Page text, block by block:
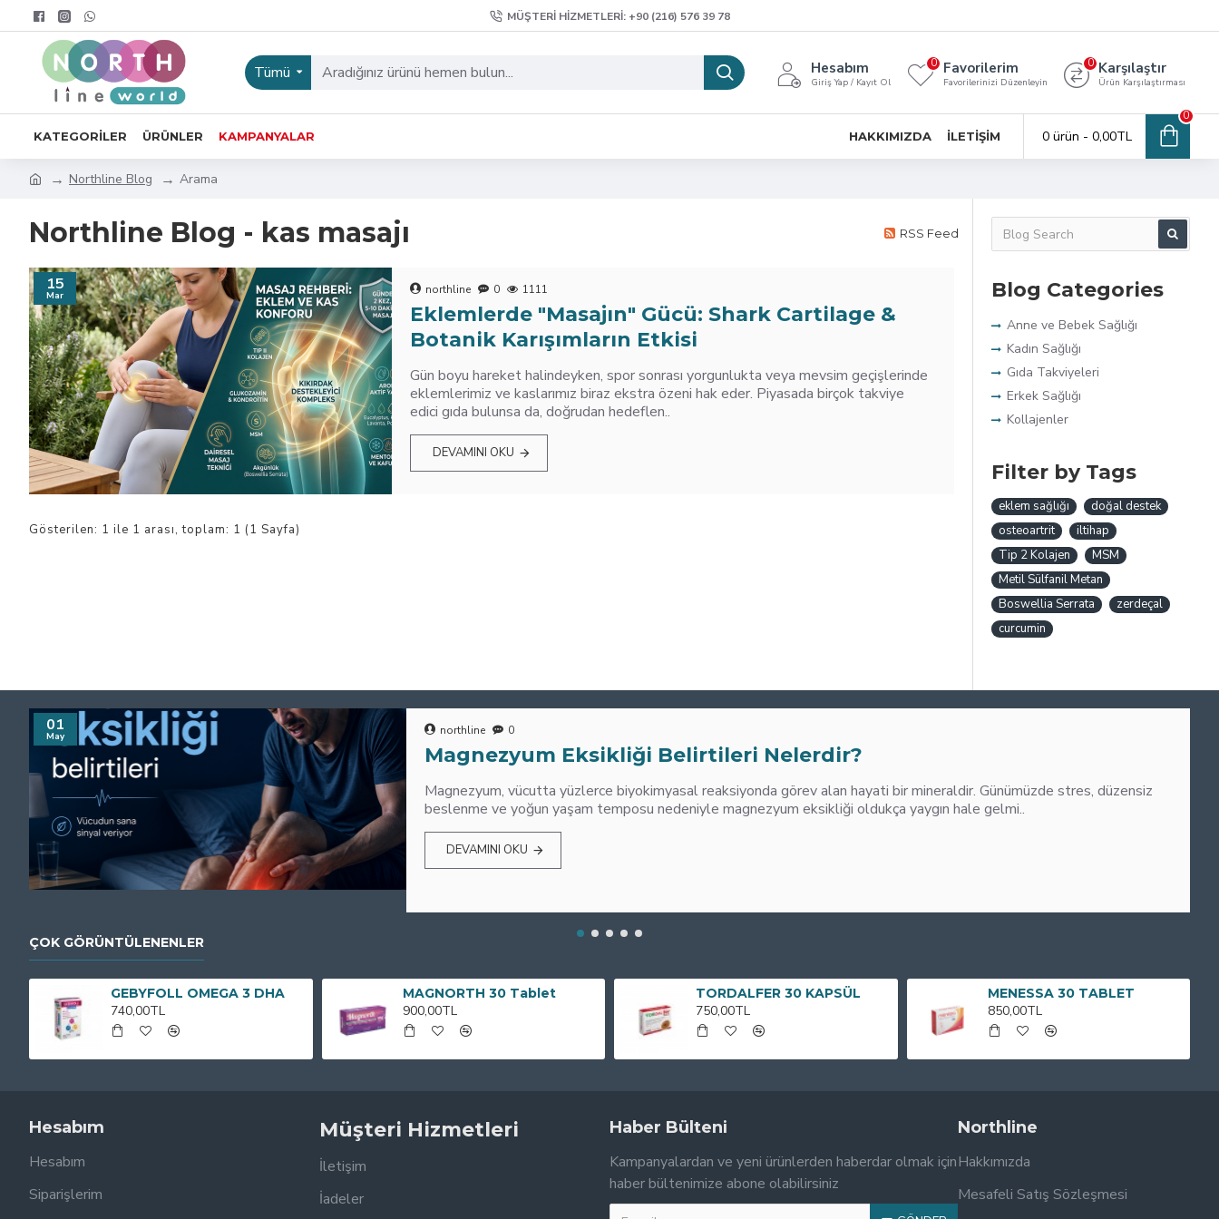
MÜŞTERI HIZMETLERI: +90 (216) 576 39 78
Tümü Hesabım
Giriş Yap / Kayıt Ol
Favorilerim
Favorilerinizi Düzenleyin
0 Karşılaştır
Ürün Karşılaştırması
0
KATEGORILER ÜRÜNLER KAMPANYALAR HAKKIMIZDA İLETIŞIM 0 ürün - 0,00TL
0
Northline Blog Arama
Northline Blog - kas masajı RSS Feed
15
Mar northline 0 1111
Eklemlerde "Masajın" Gücü: Shark Cartilage &
Botanik Karışımların Etkisi
Gün boyu hareket halindeyken, spor sonrası yorgunlukta veya mevsim geçişlerinde
eklemlerimiz ve kaslarımız biraz ekstra özeni hak eder. Piyasada birçok takviye
edici gıda bulunsa da, doğrudan hedeflen..
DEVAMINI OKU
Gösterilen: 1 ile 1 arası, toplam: 1 (1 Sayfa)
Blog Categories
Anne ve Bebek Sağlığı
Kadın Sağlığı
Gıda Takviyeleri
Erkek Sağlığı
Kollajenler
Filter by Tags
eklem sağlığı
doğal destek
osteoartrit
iltihap
Tip 2 Kolajen
MSM
Metil Sülfanil Metan
Boswellia Serrata
zerdeçal
curcumin
01
May northline 0
Magnezyum Eksikliği Belirtileri Nelerdir?
Magnezyum, vücutta yüzlerce biyokimyasal reaksiyonda görev alan hayati bir mineraldir. Günümüzde stres, düzensiz
beslenme ve yoğun yaşam temposu nedeniyle magnezyum eksikliği oldukça yaygın hale gelmi..
DEVAMINI OKU
ÇOK GÖRÜNTÜLENENLER
GEBYFOLL OMEGA 3 DHA
740,00TL
MAGNORTH 30 Tablet
900,00TL
TORDALFER 30 KAPSÜL
750,00TL
MENESSA 30 TABLET
850,00TL
Hesabım
Hesabım
Siparişlerim
Müşteri Hizmetleri
İletişim
İadeler
Haber Bülteni
Kampanyalardan ve yeni ürünlerden haberdar olmak için
haber bültenimize abone olabilirsiniz
Northline
Hakkımızda
Mesafeli Satış Sözleşmesi